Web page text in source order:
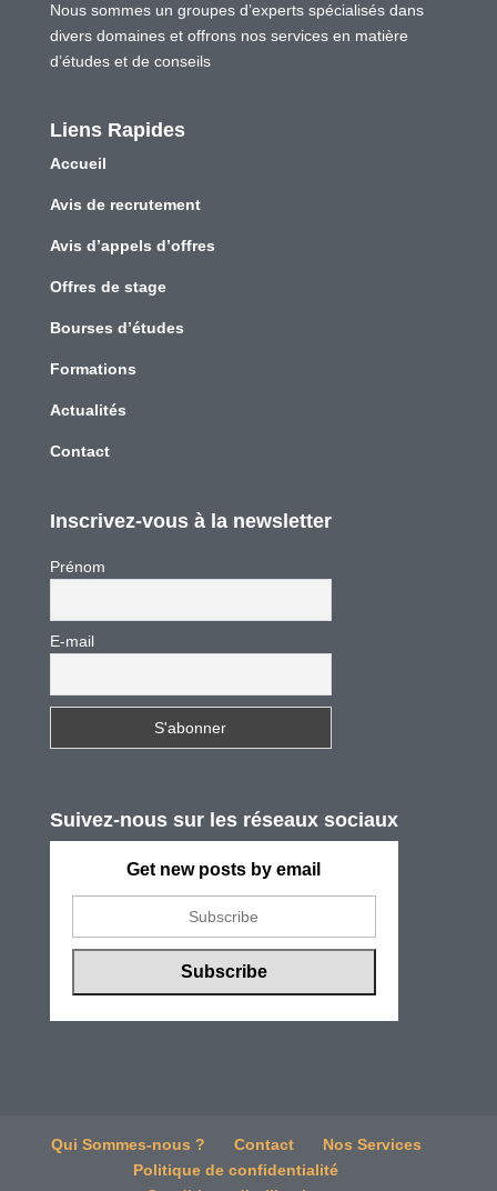
Nous sommes un groupes d’experts spécialisés dans
divers domaines et offrons nos services en matière
d’études et de conseils
Liens Rapides
Accueil
Avis de recrutement
Avis d’appels d’offres
Offres de stage
Bourses d’études
Formations
Actualités
Contact
Inscrivez-vous à la newsletter
Prénom
E-mail
Suivez-nous sur les réseaux sociaux
Get new posts by email
Qui Sommes-nous ? Contact
Nos Services
Politique de confidentialité